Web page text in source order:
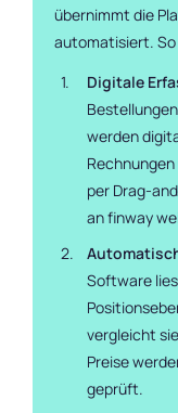
übernimmt die
automatisiert.
Digitale
werden
per Drag-
an finway
Software
vergleicht
Preise
geprüft.